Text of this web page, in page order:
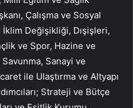
Çalışma ve Sosyal
Değişikliği, Dışişleri,
ve Spor, Hazine ve
Sanayi ve
ile Ulaştırma ve Altyapı
Strateji ve Bütçe